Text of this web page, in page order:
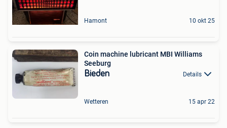
Hamont 10 okt 25
Coin machine lubricant MBI Williams
Seeburg
Bieden Details
Wetteren 15 apr 22